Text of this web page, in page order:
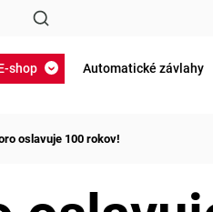
shop Automatické závlahy
oslavuje 100 rokov!